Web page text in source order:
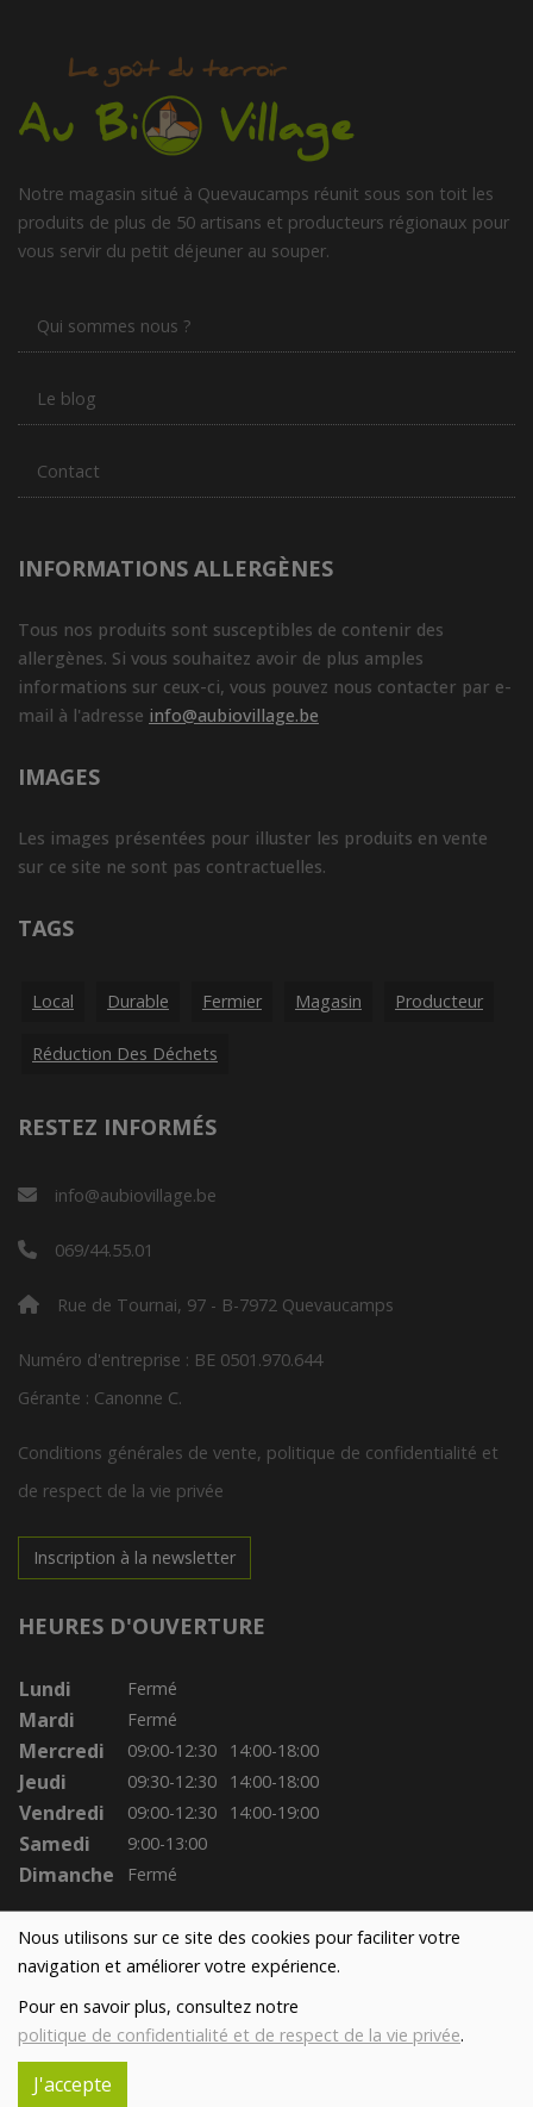
Nous utilisons sur ce site des cookies pour faciliter votre
navigation et améliorer votre expérience.
Pour en savoir plus, consultez notre
politique de confidentialité et de respect de la vie privée.
J'accepte
Notre magasin situé à Quevaucamps réunit sous son toit les
produits de plus de 50 artisans et producteurs régionaux pour
vous servir du petit déjeuner au souper.
Qui sommes nous ?
Le blog
Contact
INFORMATIONS ALLERGÈNES
Tous nos produits sont susceptibles de contenir des
allergènes. Si vous souhaitez avoir de plus amples
informations sur ceux-ci, vous pouvez nous contacter par e-
mail à l'adresse info@aubiovillage.be
IMAGES
Les images présentées pour illuster les produits en vente
sur ce site ne sont pas contractuelles.
TAGS
Local Durable Fermier Magasin Producteur
Réduction Des Déchets
RESTEZ INFORMÉS
info@aubiovillage.be
069/44.55.01
Rue de Tournai, 97 - B-7972 Quevaucamps
Numéro d'entreprise : BE 0501.970.644
Gérante : Canonne C.
Conditions générales de vente, politique de confidentialité et
de respect de la vie privée
Inscription à la newsletter
HEURES D'OUVERTURE
Lundi Fermé
Mardi Fermé
Mercredi 09:00-12:30 14:00-18:00
Jeudi 09:30-12:30 14:00-18:00
Vendredi 09:00-12:30 14:00-19:00
Samedi 9:00-13:00
Dimanche Fermé